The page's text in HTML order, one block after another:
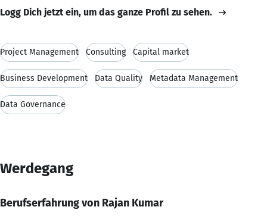
Logg Dich jetzt ein, um das ganze Profil zu sehen.
Project Management Consulting Capital market
Business Development Data Quality Metadata Management
Data Governance
Werdegang
Berufserfahrung von Rajan Kumar